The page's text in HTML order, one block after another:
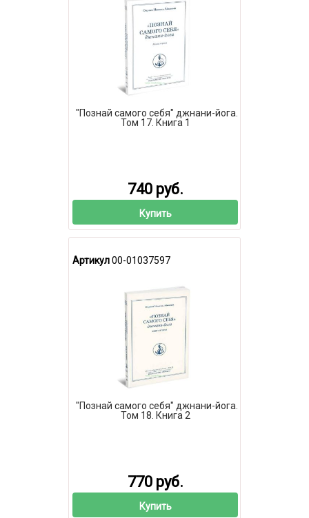
"Познай самого себя" джнани-йога.
Том 17. Книга 1
740 руб.
Купить
Артикул00-01037597
"Познай самого себя" джнани-йога.
Том 18. Книга 2
770 руб.
Купить